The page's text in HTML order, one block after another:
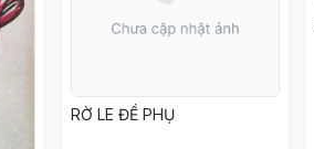
RỜ LE ĐỀ PHỤ